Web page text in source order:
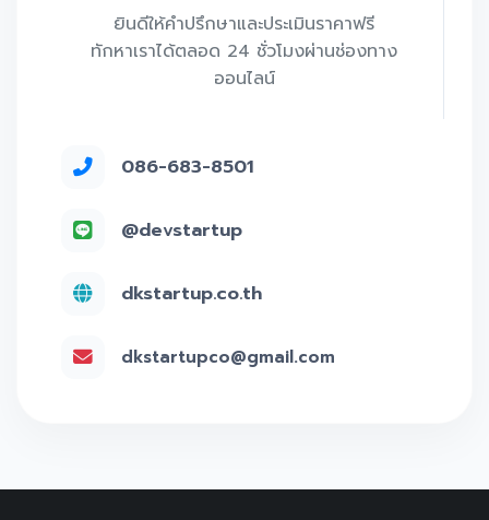
ยินดีให้คำปรึกษาและประเมินราคาฟรี
ทักหาเราได้ตลอด 24 ชั่วโมงผ่านช่องทาง
ออนไลน์
086-683-8501
@devstartup
dkstartup.co.th
dkstartupco@gmail.com